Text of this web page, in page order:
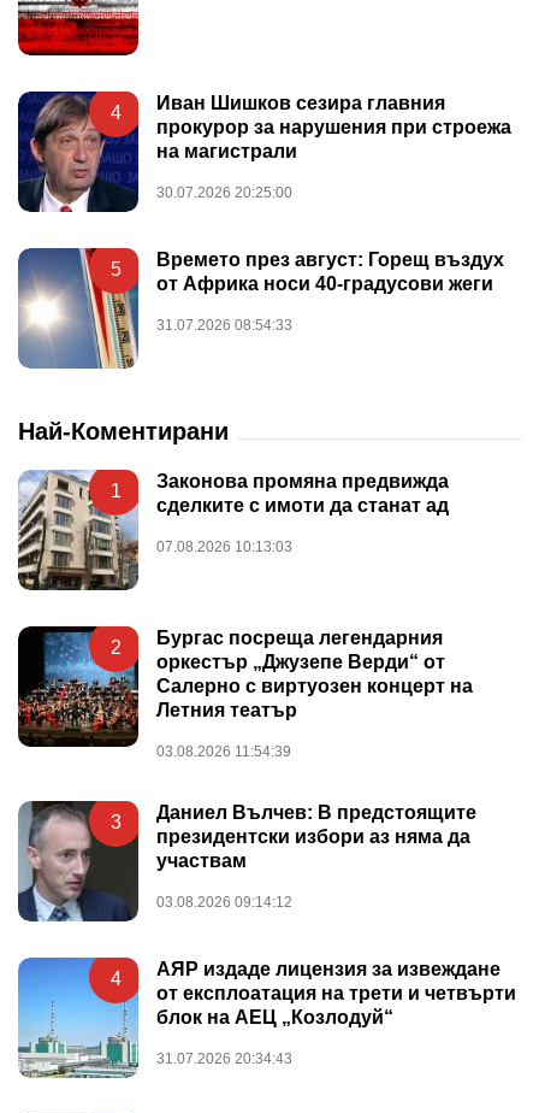
4
Иван Шишков сезира главния
прокурор за нарушения при строежа
на магистрали
30.07.2026 20:25:00
5
Времето през август: Горещ въздух
от Африка носи 40-градусови жеги
31.07.2026 08:54:33
Най-Коментирани
1
Законова промяна предвижда
сделките с имоти да станат ад
07.08.2026 10:13:03
2
Бургас посреща легендарния
оркестър „Джузепе Верди“ от
Салерно с виртуозен концерт на
Летния театър
03.08.2026 11:54:39
3
Даниел Вълчев: В предстоящите
президентски избори аз няма да
участвам
03.08.2026 09:14:12
4
АЯР издаде лицензия за извеждане
от експлоатация на трети и четвърти
блок на АЕЦ „Козлодуй“
31.07.2026 20:34:43